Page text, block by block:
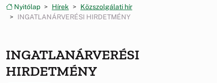
Nyitólap Hírek
Közszolgálati hír
INGATLANÁRVERÉSI HIRDETMÉNY
INGATLANÁRVERÉSI
HIRDETMÉNY